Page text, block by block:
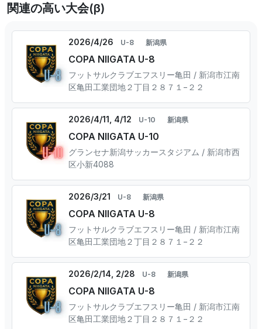
関連の高い大会(β)
2026/4/26 U-8 新潟県
COPA NIIGATA U-8
フットサルクラブエフスリー亀田 / 新潟市江南
区亀田工業団地２丁目２８７１−２２
2026/4/11, 4/12 U-10 新潟県
COPA NIIGATA U-10
グランセナ新潟サッカースタジアム / 新潟市西
区小新4088
2026/3/21 U-8 新潟県
COPA NIIGATA U-8
フットサルクラブエフスリー亀田 / 新潟市江南
区亀田工業団地２丁目２８７１−２２
2026/2/14, 2/28 U-8 新潟県
COPA NIIGATA U-8
フットサルクラブエフスリー亀田 / 新潟市江南
区亀田工業団地２丁目２８７１−２２